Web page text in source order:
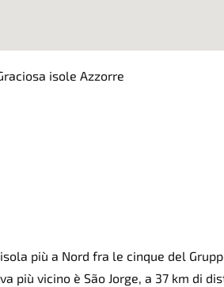
più a Nord fra le cinque del
più vicino è São Jorge, a 37 km di